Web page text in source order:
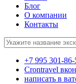
Блог
О компании
Контакты
Поиск:
+7 995 301-86-
Crontravel
написать в